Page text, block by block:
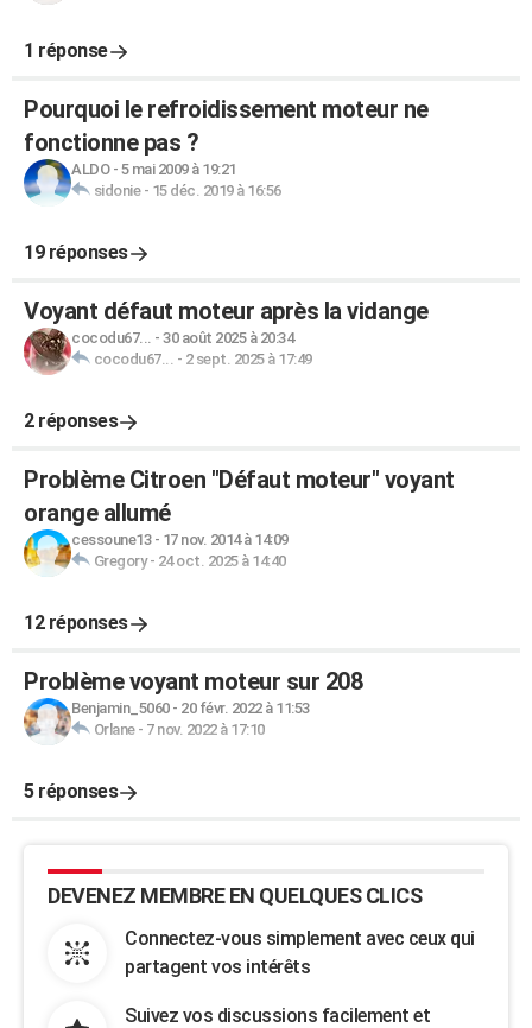
1 réponse
Pourquoi le refroidissement moteur ne
fonctionne pas ?
ALDO- 5 mai 2009 à 19:21
sidonie- 15 déc. 2019 à 16:56
19 réponses
Voyant défaut moteur après la vidange
cocodu67... - 30 août 2025 à 20:34
cocodu67... - 2 sept. 2025 à 17:49
2 réponses
Problème Citroen "Défaut moteur" voyant
orange allumé
cessoune13- 17 nov. 2014 à 14:09
Gregory- 24 oct. 2025 à 14:40
12 réponses
Problème voyant moteur sur 208
Benjamin_5060- 20 févr. 2022 à 11:53
Orlane- 7 nov. 2022 à 17:10
5 réponses
DEVENEZ MEMBRE EN QUELQUES CLICS
Connectez-vous simplement avec ceux qui
partagent vos intérêts
Suivez vos discussions facilement et